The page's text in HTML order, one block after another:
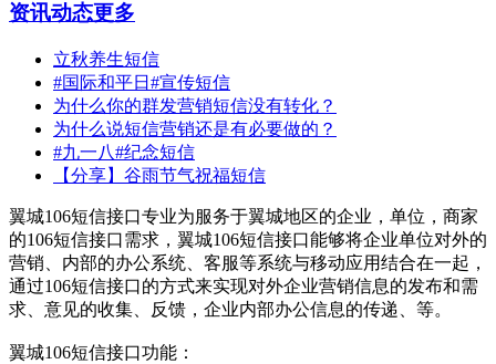
资讯动态更多
立秋养生短信
#国际和平日#宣传短信
为什么你的群发营销短信没有转化？
为什么说短信营销还是有必要做的？
#九一八#纪念短信
【分享】谷雨节气祝福短信
翼城106短信接口专业为服务于翼城地区的企业，单位，商家
的106短信接口需求，翼城106短信接口能够将企业单位对外的
营销、内部的办公系统、客服等系统与移动应用结合在一起，
通过106短信接口的方式来实现对外企业营销信息的发布和需
求、意见的收集、反馈，企业内部办公信息的传递、等。
翼城106短信接口功能：